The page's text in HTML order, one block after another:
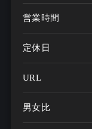
営業時間
定休日
URL
男女比